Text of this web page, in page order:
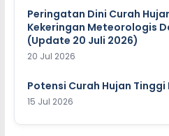
Peringatan Dini Curah
Kekeringan Meteorologis
(Update 20 Juli 2026)
20 Jul 2026
Potensi Curah Hujan
15 Jul 2026